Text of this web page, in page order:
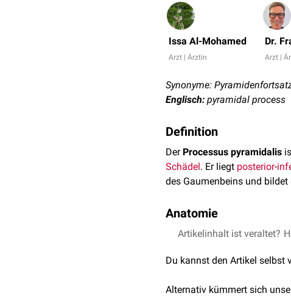
Issa Al-Mohamed
Arzt | Ärztin
Dr.
Arzt |
Synonyme:
Englisch: pyramidal process
Definition
Der Processus pyramidalis
Schädel. Er liegt posterior-
des Gaumenbeins und bildet
Anatomie
Der Processus pyramidalis
Pyramidenfortsatz
Artikelinhalt ist veraltet?
Du kannst den Artikel selbst
Alternativ kümmert sich